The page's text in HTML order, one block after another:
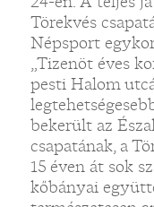
Törekvés
Népsport
„Tizenöt éves
pesti Halom
bekerült az
csapatának, a
15 éven át sok
kőbányai